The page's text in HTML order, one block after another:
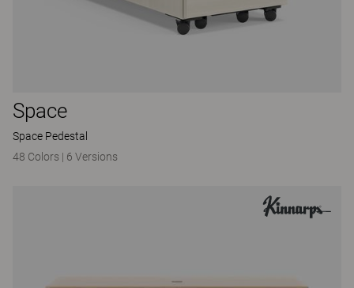
Space
Space Pedestal
48 Colors | 6 Versions